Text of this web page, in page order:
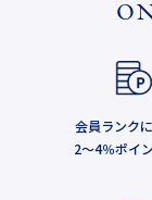
会員ランク
2～4％ポイ